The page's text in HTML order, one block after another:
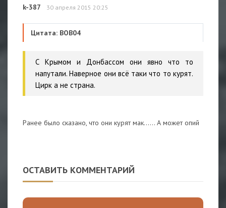
k-387 30 апреля 2015 20:25
Цитата: BOB04
С Крымом и Донбассом они явно что то
напутали. Наверное они всё таки что то курят.
Цирк а не страна.
Ранее было сказано, что они курят мак...... А может опий
ОСТАВИТЬ КОММЕНТАРИЙ